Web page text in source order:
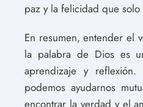
paz y la felicidad que
En resumen, entender el
la palabra de Dios es
aprendizaje y
podemos ayudarnos
encontrar la verdad y el